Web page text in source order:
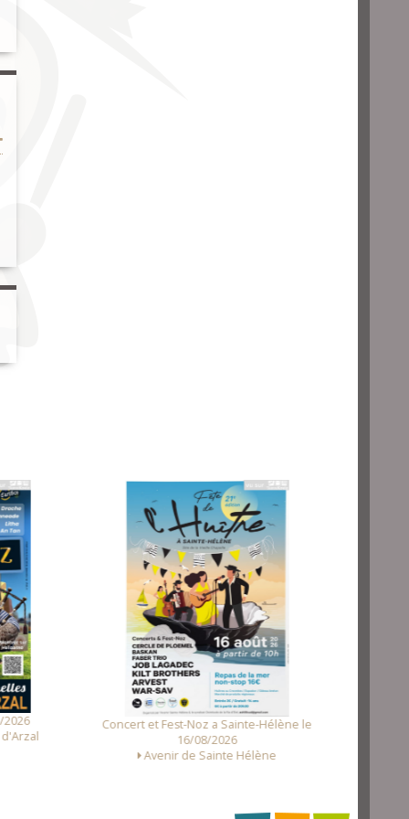
Concert et Fest-Noz a Sainte-Hélène le
16/08/2026
Avenir de Sainte Hélène